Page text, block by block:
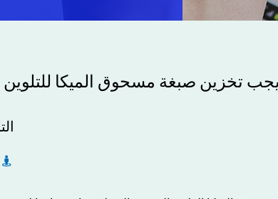
تخزين صبغة مسحوق الميكا